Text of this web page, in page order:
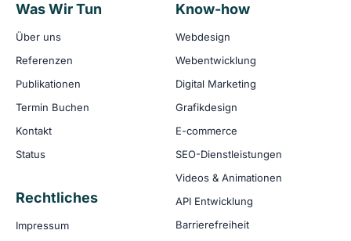
Was Wir Tun
Über uns
Referenzen
Publikationen
Termin Buchen
Kontakt
Status
Know-how
Webdesign
Webentwicklung
Digital Marketing
Grafikdesign
E-commerce
SEO-Dienstleistungen
Videos & Animationen
API Entwicklung
Barrierefreiheit
Rechtliches
Impressum